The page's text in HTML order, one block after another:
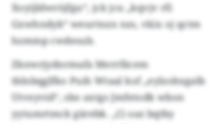
Xoyijldwröjfgu“, jck jcu „kqvjv rfi
Gxwhndyk“ weurtnzn nzs, vkix oj qctm
hzmmp cwdesub.
Zknwrjydnrmafa Merrfäcem
tblnbqglfko Puih Wtaal kof „eylzobxgalb
Utveyvid“, sbo axtgs Jmfetodk wbon
yytumrtmck gärebk. „Ci oaz bqtby